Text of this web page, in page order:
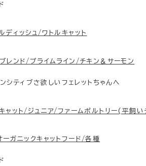
ディッシュ/ワトルキャット
レンド/プライムライン/チキン＆サーモン
ティブさ欲しいフェレットちゃんへ
ャット/ジュニア/ファームポルトリー(平飼い
ガニックキャットフード/各種